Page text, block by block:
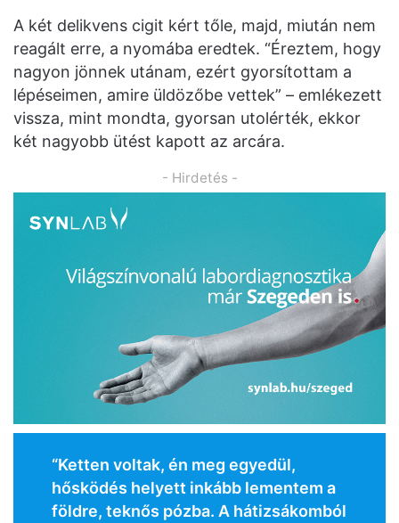
A két delikvens cigit kért tőle, majd, miután nem
reagált erre, a nyomába eredtek. “Éreztem, hogy
nagyon jönnek utánam, ezért gyorsítottam a
lépéseimen, amire üldözőbe vettek” – emlékezett
vissza, mint mondta, gyorsan utolérték, ekkor
két nagyobb ütést kapott az arcára.
- Hirdetés -
“Ketten voltak, én meg egyedül,
hősködés helyett inkább lementem a
földre, teknős pózba. A hátizsákomból